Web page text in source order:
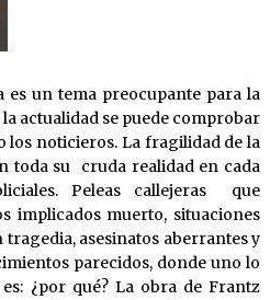
es un tema preocupante para la
actualidad se puede comprobar
noticieros. La fragilidad de la
toda su cruda realidad en cada
Peleas callejeras que
implicados muerto, situaciones
asesinatos aberrantes y
parecidos, donde uno lo
¿por qué? La obra de Frantz